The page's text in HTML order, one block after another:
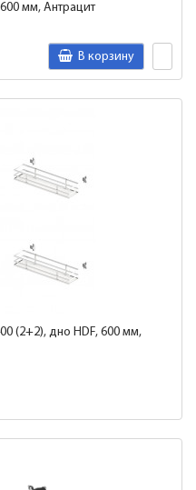
мм, Антрацит
В корзину
(2+2), дно HDF, 600 мм,